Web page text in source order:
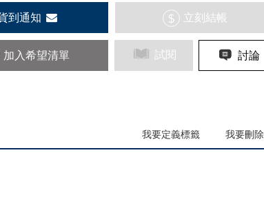
到通知 $ 立刻結帳
加入希望清單 試閱 討論
我要定義標籤 我要刪除